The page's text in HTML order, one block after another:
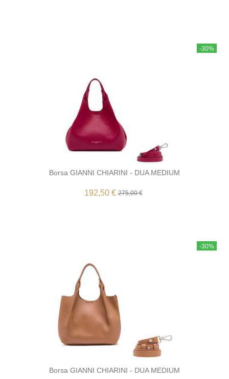
-30%
Borsa GIANNI CHIARINI - DUA MEDIUM
192,50 €275,00 €
-30%
Borsa GIANNI CHIARINI - DUA MEDIUM